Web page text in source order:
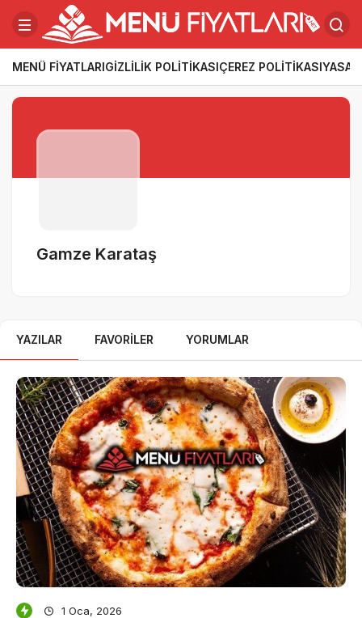
MENÜ FIYATLARIGIZLILIK POLITIKASIÇEREZ POLITIKASIYASAL
Gamze Karataş
YAZILAR FAVORILER YORUMLAR
1 Oca, 2026